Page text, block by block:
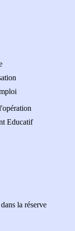
Educatif
la réserve